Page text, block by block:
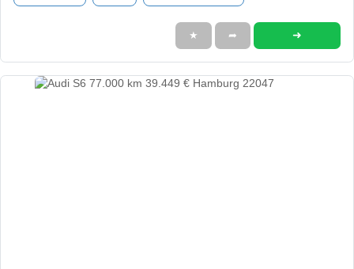
★ ➦ ➜